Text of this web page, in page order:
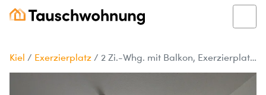
Kiel / Exerzierplatz / 2 Zi.-Whg. mit Balkon, Exerzierplatz, zum Tausch